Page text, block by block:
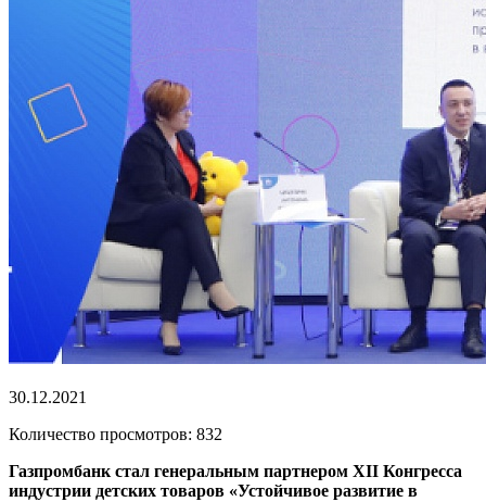
30.12.2021
Количество просмотров: 832
Газпромбанк стал генеральным партнером XII Конгресса
индустрии детских товаров «Устойчивое развитие в